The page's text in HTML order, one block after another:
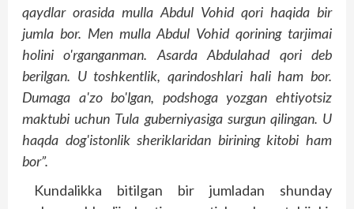
qaydlar orasida mulla Abdul Vohid qori haqida bir
jumla bor. Men mulla Abdul Vohid qorining tarjimai
holini o'rganganman. Asarda Abdulahad qori deb
berilgan. U toshkentlik, qarindoshlari hali ham bor.
Dumaga a'zo bo'lgan, podshoga yozgan ehtiyotsiz
maktubi uchun Tula guberniyasiga surgun qilingan. U
haqda dog'istonlik sheriklaridan birining kitobi ham
bor”.
Kundalikka bitilgan bir jumladan shunday